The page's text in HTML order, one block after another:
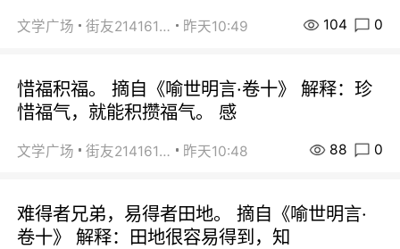
文学广场 街友21416156 昨天10:49 104 0
惜福积福。 摘自《喻世明言·卷十》 解释：珍
惜福气，就能积攒福气。 感
文学广场 街友21416156 昨天10:48 88 0
难得者兄弟，易得者田地。 摘自《喻世明言·
卷十》 解释：田地很容易得到，知